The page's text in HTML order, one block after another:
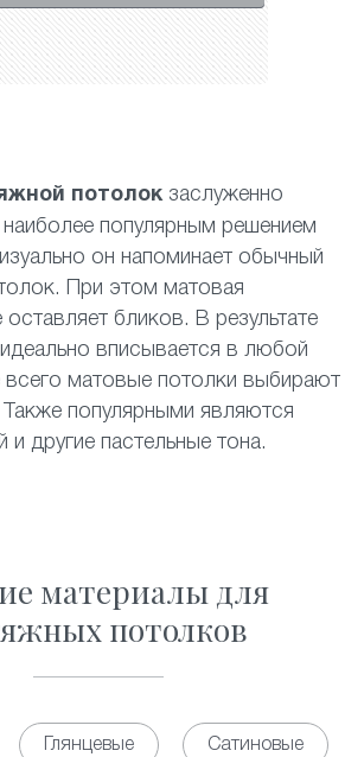
потолок заслуженно
популярным решением
он напоминает обычный
При этом матовая
оставляет бликов. В результате
вписывается в любой
всего матовые потолки выбирают
популярными являются
другие пастельные тона.
в нежилых помещениях.
потолок отлично
в комнатах с повышенной
можете смело устанавливать его
двухуровневой
материалы для
потолков
Глянцевые Сатиновые